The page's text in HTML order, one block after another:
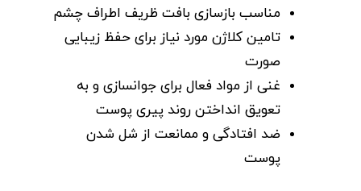
مناسب بازسازی بافت ظریف اطراف چشم
تامین کلاژن مورد نیاز برای حفظ زیبایی
صورت
غنی از مواد فعال برای جوانسازی و به
تعویق انداختن روند پیری پوست
ضد افتادگی و ممانعت از شل شدن
پوست